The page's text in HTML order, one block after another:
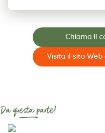
Chiama il
Visita il sito
Da questa parte!